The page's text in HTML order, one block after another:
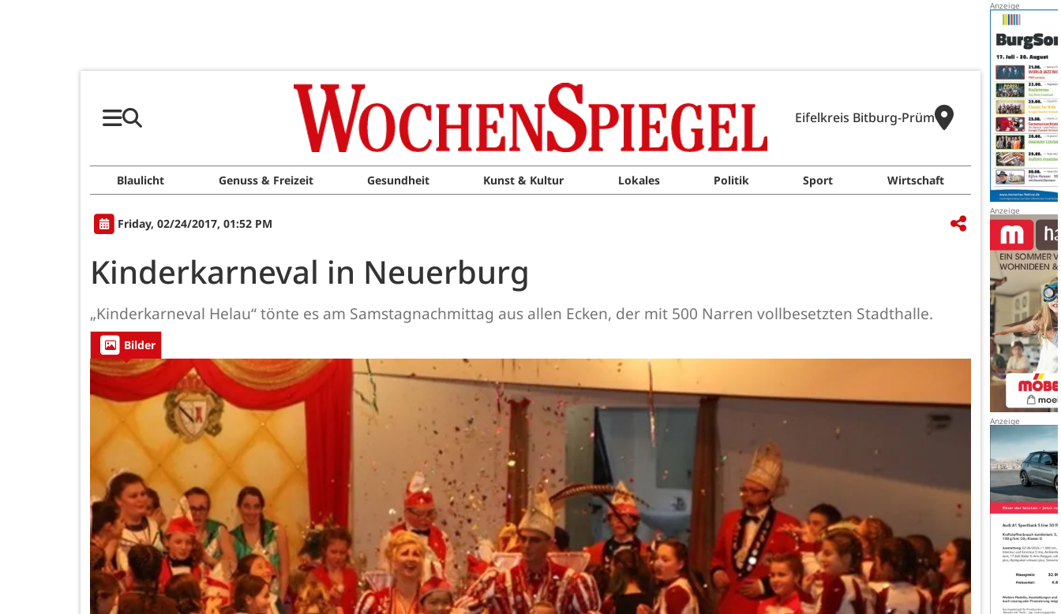
Eifelkreis Bitburg-Prüm
Blaulicht Genuss & Freizeit Gesundheit Kunst & Kultur Lokales Politik Sport Wirtschaft
Friday, 02/24/2017, 01:52 PM
Kinderkarneval in Neuerburg
„Kinderkarneval Helau“ tönte es am Samstagnachmittag aus allen Ecken, der mit 500 Narren vollbesetzten Stadthalle.
Bilder